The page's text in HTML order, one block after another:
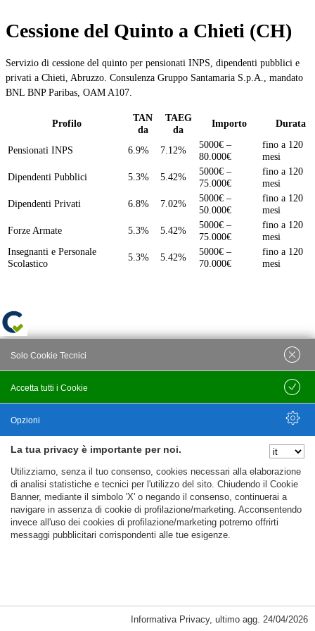
Cessione del Quinto a Chieti (CH)
Servizio di cessione del quinto per pensionati INPS, dipendenti pubblici e
privati a Chieti, Abruzzo. Consulenza Gruppo Santamaria S.p.A., mandato
BNL BNP Paribas, OAM A107.
Profilo
TAN
da
TAEG
da
Importo Durata
Pensionati INPS 6.9% 7.12%
5000€ –
80.000€
fino a 120
mesi
Dipendenti Pubblici
5.3% 5.42%
5000€ –
75.000€
fino a 120
mesi
Dipendenti Privati
6.8% 7.02%
5000€ –
50.000€
fino a 120
mesi
Forze Armate
5.3% 5.42%
5000€ –
75.000€
fino a 120
mesi
Insegnanti e Personale
Scolastico
5.3% 5.42%
5000€ –
70.000€
fino a 120
mesi
La tua privacy è importante per noi.
Utilizziamo, senza il tuo consenso, cookies necessari alla elaborazione
di analisi statistiche e tecnici per l'utilizzo del sito. Chiudendo il Cookie
Banner, mediante il simbolo 'X' o negando il consenso, continuerai a
navigare in assenza di cookie di profilazione/marketing. Acconsentendo
invece all'uso dei cookies di profilazione/marketing potremo offrirti
messaggi pubblicitari corrispondenti alle tue esigenze.
Cookie Necessari, Tecnici di Sessione
Accetta tutti i Cookie
Solo Cookie Tecnici
Salva
Opzioni
Nascondi Opzioni
Informativa Privacy, ultimo agg. 24/04/2026